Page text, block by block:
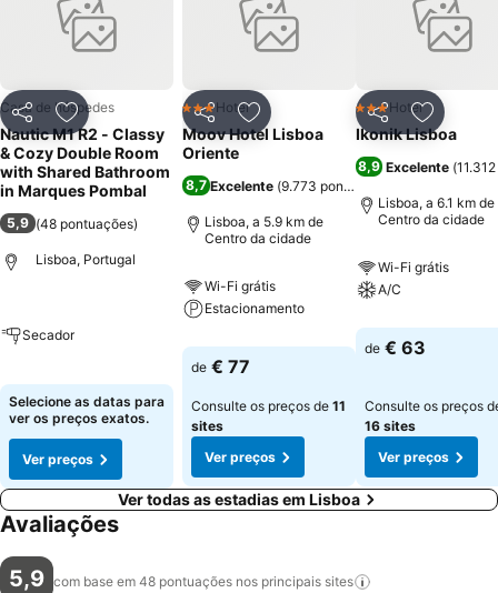
PartilharAdicionar aos favoritos
Casa de hóspedes
Nautic M1 R2 - Classy
& Cozy Double Room
with Shared Bathroom
in Marques Pombal
5,9 (48 pontuações)
Lisboa, Portugal
Secador
Selecione as datas para
ver os preços exatos.
Ver preços
PartilharAdicionar aos favoritos
3 Estrelas
Hotel
Moov Hotel Lisboa
Oriente
8,7 Excelente (9.773 pontuações
Lisboa, a 5.9 km de
Centro da cidade
Wi-Fi grátis
Estacionamento
de € 77
Consulte os preços de 11
sites
Ver preços
Partilhar
3 Estrelas
Hotel
Ikonik Lisboa
8,9 Excelente (
Lisboa, a 6.1 km de
Centro da cidade
Wi-Fi grátis
A/C
de € 63
Consulte os preços
16 sites
Ver preços
Ver todas as estadias em Lisboa
Avaliações
5,9 com base em 48 pontuações nos principais sites